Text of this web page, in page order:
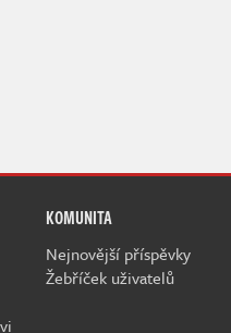
KOMUNITA
Nejnovější příspěvky
Žebříček uživatelů